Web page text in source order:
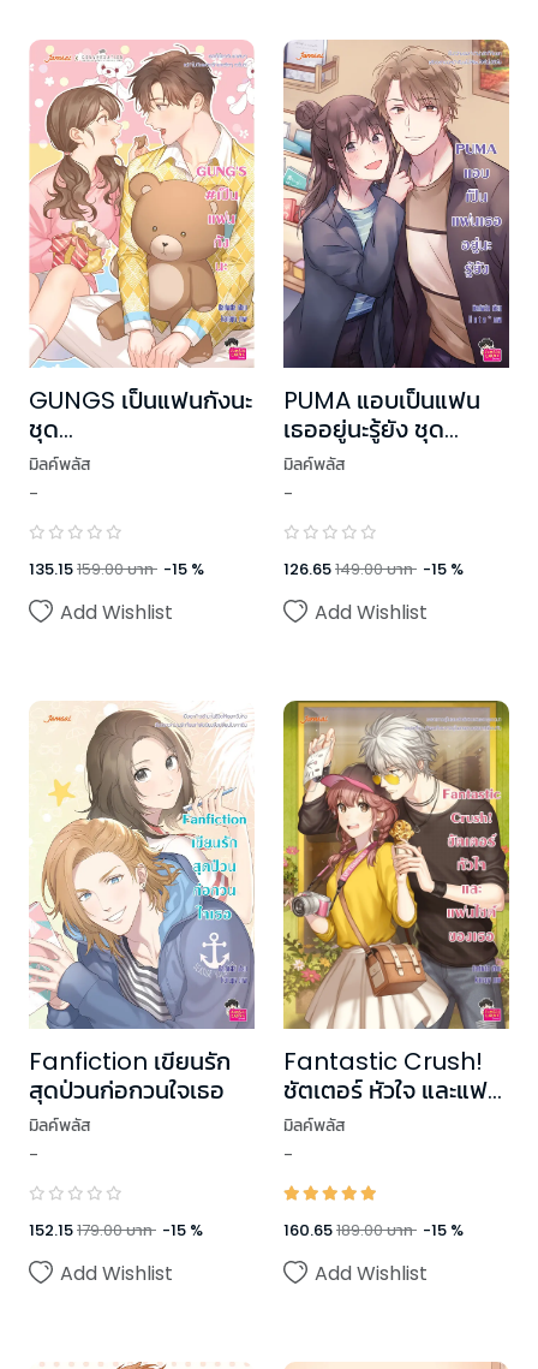
GUNGS เป็นแฟนกังนะ
ชุด
RealGuysFiction
มิลค์พลัส
-
135.15159.00บาท -15 %
Add Wishlist
PUMA แอบเป็นแฟน
เธออยู่นะรู้ยัง ชุด
Head U, Luv You
มิลค์พลัส
-
126.65149.00บาท -15 %
Add Wishlist
Fanfiction เขียนรัก
สุดป่วนก่อกวนใจเธอ
มิลค์พลัส
-
152.15179.00บาท -15 %
Add Wishlist
Fantastic Crush!
ชัตเตอร์ หัวใจ และแฟน
ไซต์ของเธอ
มิลค์พลัส
-
160.65189.00บาท -15 %
Add Wishlist